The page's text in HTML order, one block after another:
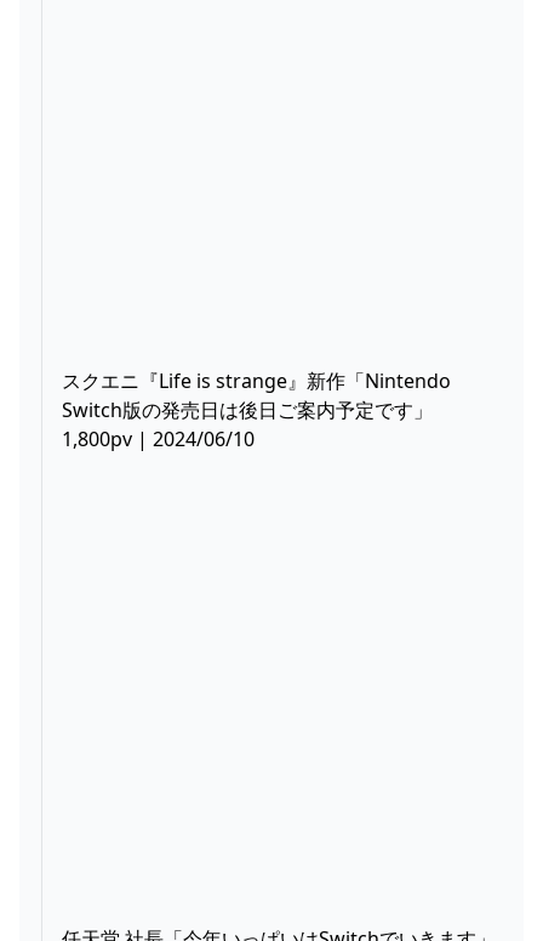
スクエニ『Life is strange』新作「Nintendo
Switch版の発売日は後日ご案内予定です」
1,800pv | 2024/06/10